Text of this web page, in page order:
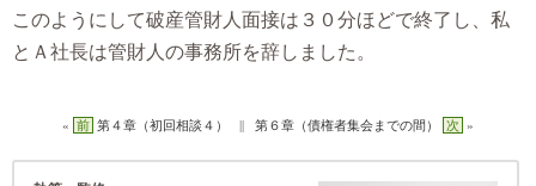
このようにして破産管財人面接は３０分ほどで終了し、私
とＡ社長は管財人の事務所を辞しました。
« 前 第４章（初回相談４） || 第６章（債権者集会までの間） 次 »